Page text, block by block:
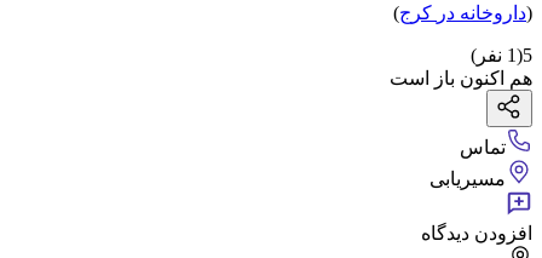
(داروخانه در کرج)
5
(
1 نفر)
هم اکنون باز است
تماس
مسیریابی
افزودن دیدگاه